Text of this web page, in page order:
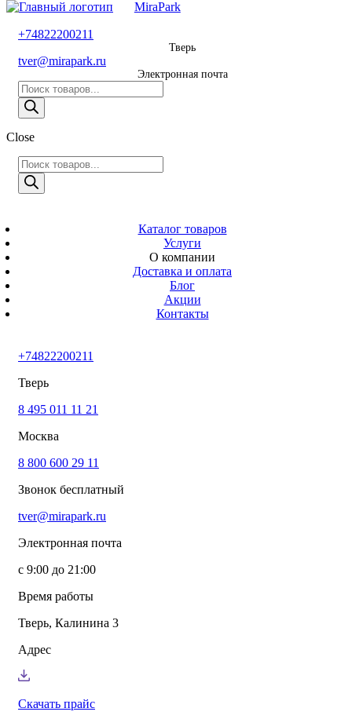
MiraPark
бесплатный
+74822200211
Электронная
Время работы
Тверь,
Калинина 3
+74822200211 info@mirapark.ru
Каталог товаров
Игровое оборудование для детских площадок
Оборудование для площадок для выгула собак
Спортивное оборудование для улицы
Малые архитектурные формы под заказ
Услуги
Озеленение благоустройство
Монтаж детских площадок
Резиновые покрытия для площадок
Установка МАФ
Доставка и оплата в Твери
MiraPark
+74822200211
Тверь
tver@mirapark.ru
Электронная почта
Поиск
товаров
Close
Поиск
товаров
Каталог товаров
Услуги
О компании
Доставка и оплата
Блог
Акции
Контакты
+74822200211
Тверь
8 495 011 11 21
Москва
8 800 600 29 11
Звонок бесплатный
tver@mirapark.ru
Электронная почта
с 9:00 до 21:00
Время работы
Тверь, Калинина 3
Адрес
Скачать прайс